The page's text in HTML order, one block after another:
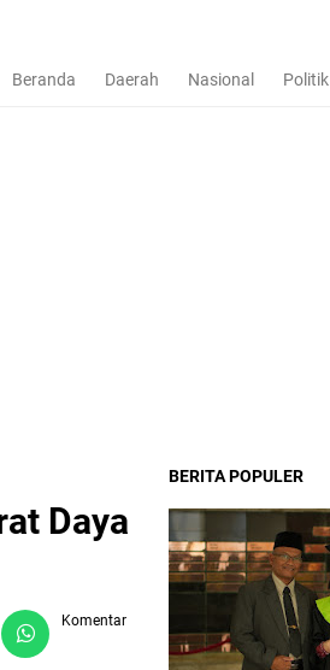
Beranda Daerah Nasional Politik
Daya
Komentar
BERITA POPULER